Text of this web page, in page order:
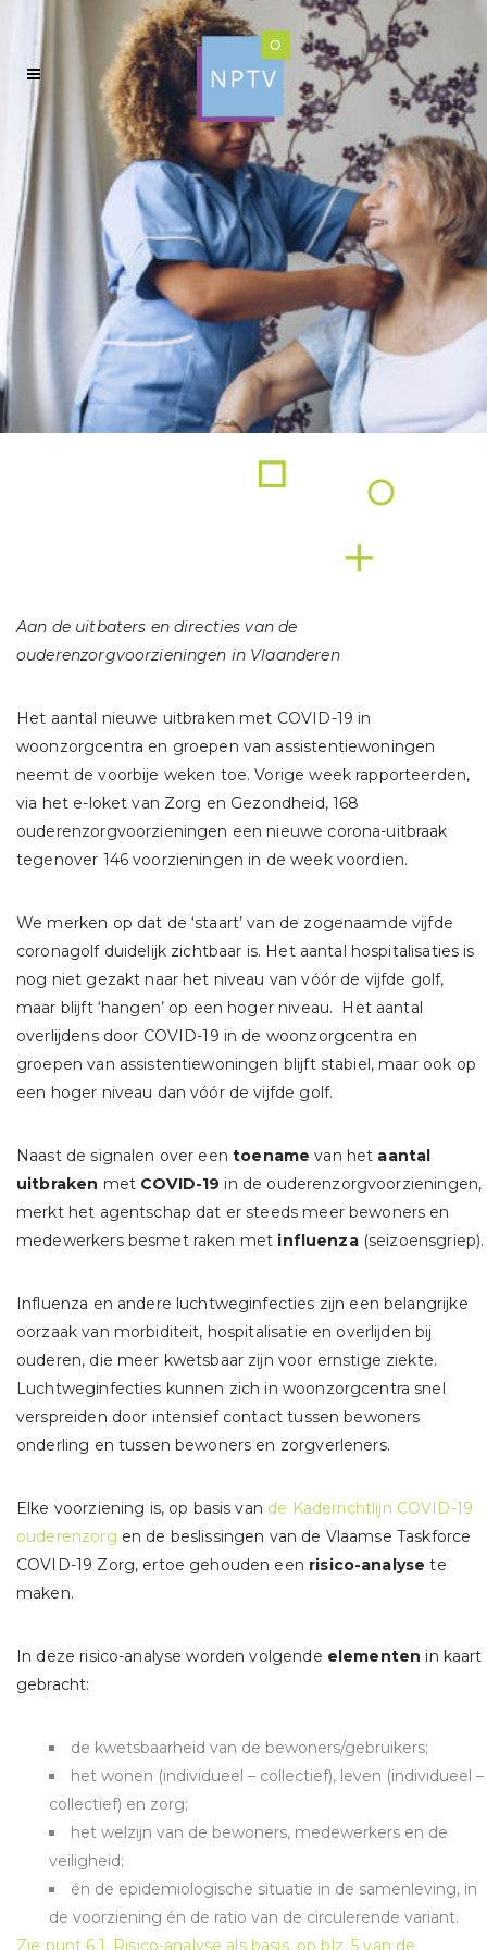
Aan de uitbaters en directies van de
ouderenzorgvoorzieningen in Vlaanderen
Het aantal nieuwe uitbraken met COVID-19 in
woonzorgcentra en groepen van assistentiewoningen
neemt de voorbije weken toe. Vorige week rapporteerden,
via het e-loket van Zorg en Gezondheid, 168
ouderenzorgvoorzieningen een nieuwe corona-uitbraak
tegenover 146 voorzieningen in de week voordien.
We merken op dat de ‘staart’ van de zogenaamde vijfde
coronagolf duidelijk zichtbaar is. Het aantal hospitalisaties is
nog niet gezakt naar het niveau van vóór de vijfde golf,
maar blijft ‘hangen’ op een hoger niveau. Het aantal
overlijdens door COVID-19 in de woonzorgcentra en
groepen van assistentiewoningen blijft stabiel, maar ook op
een hoger niveau dan vóór de vijfde golf.
Naast de signalen over eentoename van het aantal
uitbraken met COVID-19 in de ouderenzorgvoorzieningen,
merkt het agentschap dat er steeds meer bewoners en
medewerkers besmet raken met influenza(seizoensgriep).
Influenza en andere luchtweginfecties zijn een belangrijke
oorzaak van morbiditeit, hospitalisatie en overlijden bij
ouderen, die meer kwetsbaar zijn voor ernstige ziekte.
Luchtweginfecties kunnen zich in woonzorgcentra snel
verspreiden door intensief contact tussen bewoners
onderling en tussen bewoners en zorgverleners.
Elke voorziening is, op basis van de Kaderrichtlijn COVID-19
ouderenzorg en de beslissingen van de Vlaamse Taskforce
COVID-19 Zorg, ertoe gehouden een risico-analyse te
maken.
In deze risico-analyse worden volgende elementen in kaart
gebracht:
de kwetsbaarheid van de bewoners/gebruikers;
het wonen (individueel – collectief), leven (individueel –
collectief) en zorg;
het welzijn van de bewoners, medewerkers en de
veiligheid;
én de epidemiologische situatie in de samenleving, in
de voorziening én de ratio van de circulerende variant.
Zie punt 6.1. Risico-analyse als basis, op blz. 5 van de